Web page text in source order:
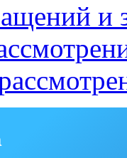
и